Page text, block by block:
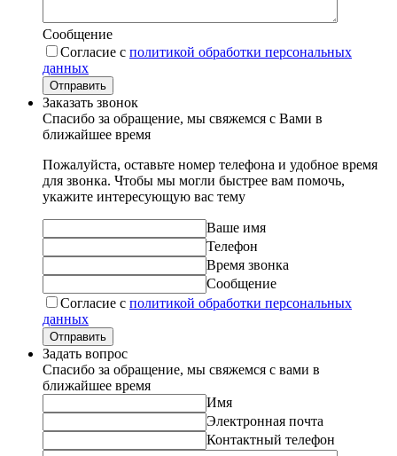
Сообщение
Согласие с политикой обработки персональных
данных
Отправить
Заказать звонок
Спасибо за обращение, мы свяжемся с Вами в
ближайшее время
Пожалуйста, оставьте номер телефона и удобное время
для звонка. Чтобы мы могли быстрее вам помочь,
укажите интересующую вас тему
Ваше имя
Телефон
Время звонка
Сообщение
Согласие с политикой обработки персональных
данных
Отправить
Задать вопрос
Спасибо за обращение, мы свяжемся с вами в
ближайшее время
Имя
Электронная почта
Контактный телефон